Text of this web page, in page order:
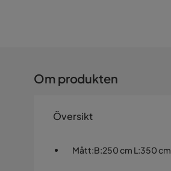
Om produkten
Översikt
Mått:B:250 cm L:350 cm